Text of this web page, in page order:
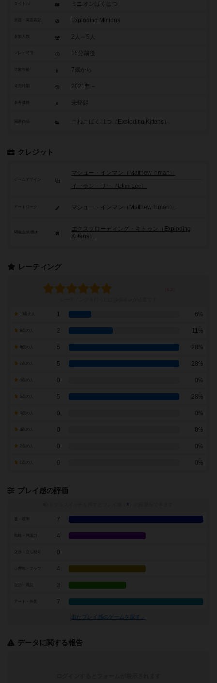
タイトル ミニオンばくはつ
Exploding Minions
参加人数 2人～5人
15分前後
7歳から
2021年～
参考価格 未登録
関連作品 こねこばくはつ（Exploding Kittens）
クレジット
ゲームデザイン
マシュー・インマン（Matthew Inman）
イーラン・リー（Elan Lee）
アートワーク マシュー・インマン（Matthew Inman）
エクスプローディング・キトゥン（Exploding
Kittens）
レーティング
1 6%
2 11%
5 28%
7点の人 5 28%
0 0%
5 28%
0 0%
0 0%
0 0%
0 0%
プレイ感の評価
※
7
戦略・判断力 4
0
4
3
アート・外見 7
似たプレイ感のゲームを探す→
データに関する報告